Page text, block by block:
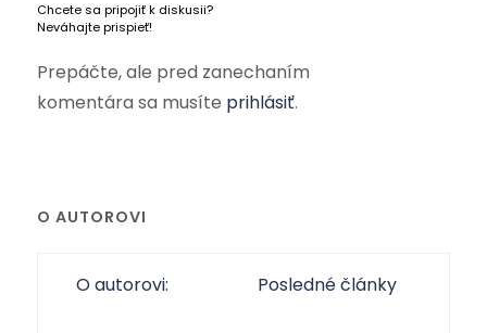
Chcete sa pripojiť k diskusii?
Neváhajte prispieť!
Prepáčte, ale pred zanechaním
komentára sa musíte prihlásiť.
O AUTOROVI
O autorovi: Posledné články